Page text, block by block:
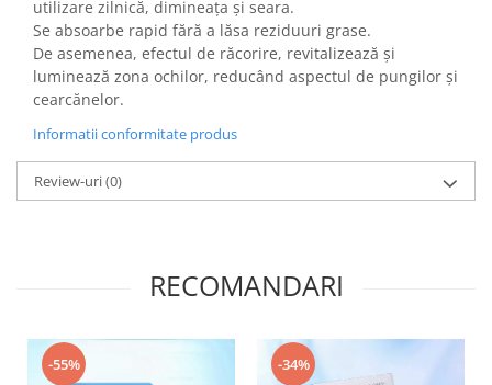
utilizare zilnică, dimineața și seara.
Se absoarbe rapid fără a lăsa reziduuri grase.
De asemenea, efectul de răcorire, revitalizează și
luminează zona ochilor, reducând aspectul de pungilor și
cearcănelor.
Informatii conformitate produs
Review-uri(0)
RECOMANDARI
-55% -34%